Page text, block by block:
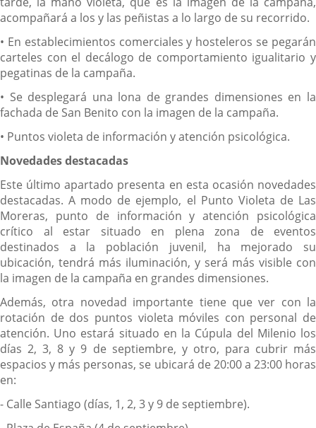
acompañará a los y las peñistas a lo largo de su recorrido.
• En establecimientos comerciales y hosteleros se pegarán
carteles con el decálogo de comportamiento igualitario y
pegatinas de la campaña.
• Se desplegará una lona de grandes dimensiones en la
fachada de San Benito con la imagen de la campaña.
• Puntos violeta de información y atención psicológica.
Novedades destacadas
Este último apartado presenta en esta ocasión novedades
destacadas. A modo de ejemplo, el Punto Violeta de Las
Moreras, punto de información y atención psicológica
crítico al estar situado en plena zona de eventos
destinados a la población juvenil, ha mejorado su
ubicación, tendrá más iluminación, y será más visible con
la imagen de la campaña en grandes dimensiones.
Además, otra novedad importante tiene que ver con la
rotación de dos puntos violeta móviles con personal de
atención. Uno estará situado en la Cúpula del Milenio los
días 2, 3, 8 y 9 de septiembre, y otro, para cubrir más
espacios y más personas, se ubicará de 20:00 a 23:00 horas
en:
- Calle Santiago (días, 1, 2, 3 y 9 de septiembre).